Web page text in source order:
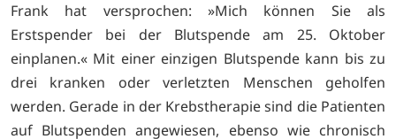
Frank hat versprochen: »Mich können Sie als
Erstspender bei der Blutspende am 25. Oktober
einplanen.« Mit einer einzigen Blutspende kann bis zu
drei kranken oder verletzten Menschen geholfen
werden. Gerade in der Krebstherapie sind die Patienten
auf Blutspenden angewiesen, ebenso wie chronisch